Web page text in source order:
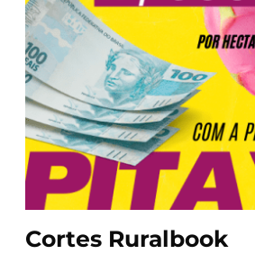
Cortes Ruralbook